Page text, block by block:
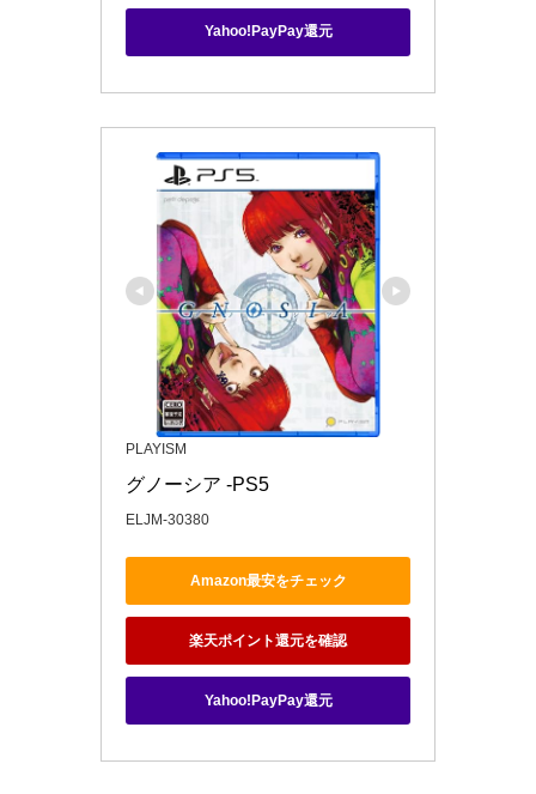
Yahoo!PayPay還元
PLAYISM
グノーシア -PS5
ELJM-30380
Amazon最安をチェック
楽天ポイント還元を確認
Yahoo!PayPay還元